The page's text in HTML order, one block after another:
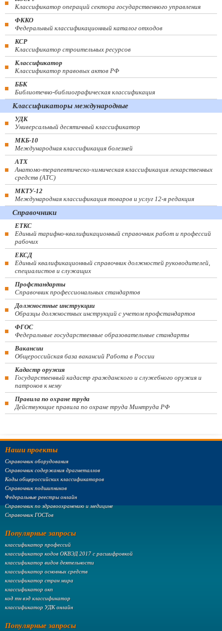
Классификатор операций сектора государственного управления
ФККО
Федеральный классификационный каталог отходов
КСР
Классификатор строительных ресурсов
Классификатор
Классификатор правовых актов РФ
ББК
Библиотечно-библиографическая классификация
Классификаторы международные
УДК
Универсальный десятичный классификатор
МКБ-10
Международная классификация болезней
АТХ
Анатомо-терапевтическо-химическая классификация лекарственных
средств (ATC)
МКТУ-12
Международная классификация товаров и услуг 12-я редакция
Справочники
ЕТКС
Единый тарифно-квалификационный справочник работ и профессий
рабочих
ЕКСД
Единый квалификационный справочник должностей руководителей,
специалистов и служащих
Профстандарты
Справочник профессиональных стандартов
Должностные инструкции
Образцы должностных инструкций с учетом профстандартов
ФГОС
Федеральные государственные образовательные стандарты
Вакансии
Общероссийская база вакансий Работа в России
Кадастр оружия
Государственный кадастр гражданского и служебного оружия и
патронов к нему
Правила по охране труда
Действующие правила по охране труда Минтруда РФ
Наши проекты
Справочник оборудования
Справочник содержания драгметаллов
Коды общероссийских классификаторов
Справочник подшипников
Федеральные реестры онлайн
Справочник по здравоохранению и медицине
Справочник ГОСТов
Популярные запросы
классификатор профессий
классификатор кодов ОКВЭД 2017 с расшифровкой
классификатор видов деятельности
классификатор основных средств
классификатор стран мира
классификатор окп
код тн вэд классификатор
классификатор УДК онлайн
Популярные запросы